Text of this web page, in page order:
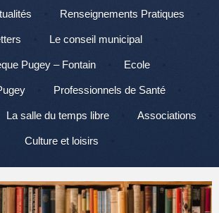
Renseignements Pratiques
Le conseil municipal
Pugey – Fontain Ecole
Professionnels de Santé
La salle du temps libre Associations
Culture et loisirs